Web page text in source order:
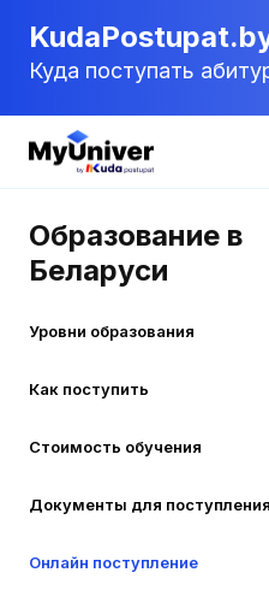
Куда поступать
Образование в
Беларуси
Уровни образования
Как поступить
Стоимость обучения
Документы для поступления
Онлайн поступление